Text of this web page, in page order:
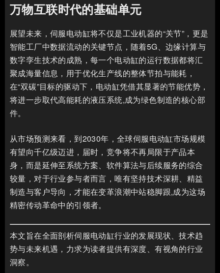
万物互联时代的基础单元
展望未来，伺服电动缸将不仅是工业机器的“关节”，更是
智能工厂中数据流动的关键节点，随着5G、边缘计算与
数字孪生技术的成熟，每一个电动缸的运行数据都将汇
聚成海量信息，用于优化生产线的整体节拍与能耗，
在“双碳”目标的驱动下，电动缸凭借其显著的节能优势，
将进一步取代高能耗的液压系统,成为绿色制造的核心部
件。
从市场预测来看，到2030年，全球伺服电动缸市场规模
有望向千亿级迈进，届时，竞争将不再局限于产品本
身，而是延伸至系统方案、软件算法与后续服务的综合
较量，对于行业参与者而言，唯有坚持技术深耕、精益
制造与客户导向，才能在变革浪潮中站稳脚跟,成为这场
精密传动革命中的引领者。
本文旨在全面剖析伺服电动缸行业的发展现状、技术趋
势与未来机遇，力求为读者提供有深度、有视角的行业
洞察。